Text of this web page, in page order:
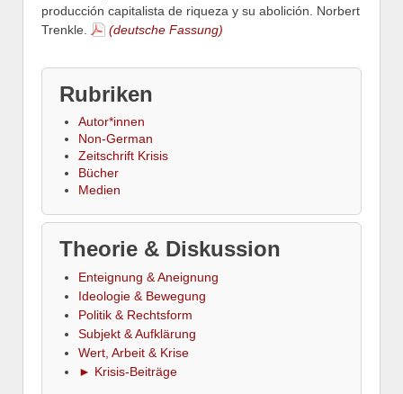
producción capitalista de riqueza y su abolición. Norbert
Trenkle.
(deutsche Fassung)
Rubriken
Autor*innen
Non-German
Zeitschrift Krisis
Bücher
Medien
Theorie & Diskussion
Enteignung & Aneignung
Ideologie & Bewegung
Politik & Rechtsform
Subjekt & Aufklärung
Wert, Arbeit & Krise
► Krisis-Beiträge